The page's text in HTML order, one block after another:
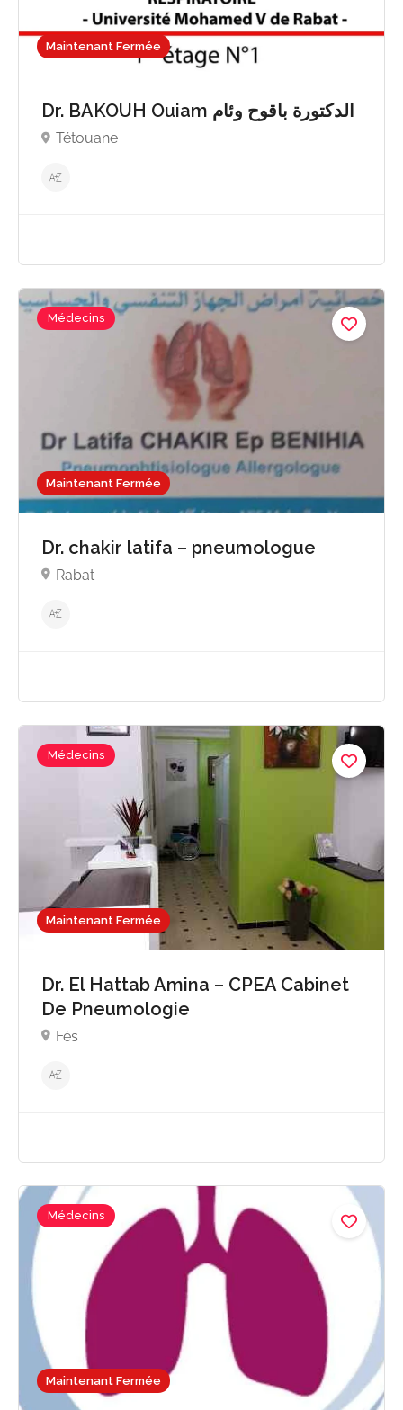
Maintenant Fermée
Tétouane
Maintenant Fermée
Médecins
Dr. chakir latifa – pneumologue
Rabat
Maintenant Fermée
Médecins
Dr. El Hattab Amina – CPEA Cabinet
De Pneumologie
Fès
Maintenant Fermée
Médecins